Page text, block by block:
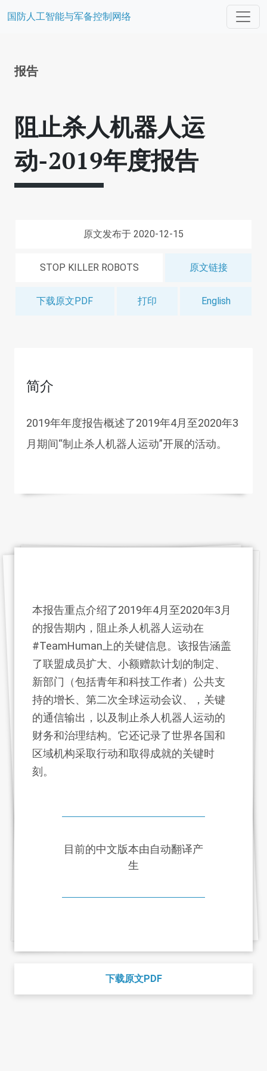
国防人工智能与军备控制网络
报告
阻止杀人机器人运
动-2019年度报告
原文发布于 2020-12-15
STOP KILLER ROBOTS 原文链接
下载原文PDF 打印 English
简介
2019年年度报告概述了2019年4月至2020年3
月期间“制止杀人机器人运动”开展的活动。
本报告重点介绍了2019年4月至2020年3月
的报告期内，阻止杀人机器人运动在
#TeamHuman上的关键信息。该报告涵盖
了联盟成员扩大、小额赠款计划的制定、
新部门（包括青年和科技工作者）公共支
持的增长、第二次全球运动会议、，关键
的通信输出，以及制止杀人机器人运动的
财务和治理结构。它还记录了世界各国和
区域机构采取行动和取得成就的关键时
刻。
目前的中文版本由自动翻译产
生
下载原文PDF